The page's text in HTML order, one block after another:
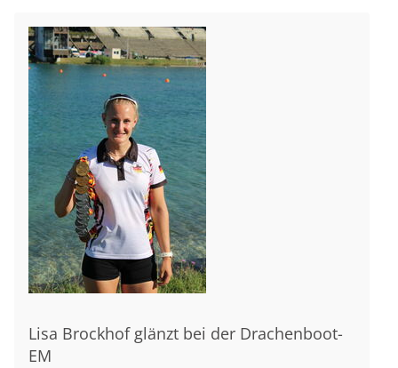
Lisa Brockhof glänzt bei der Drachenboot-
EM